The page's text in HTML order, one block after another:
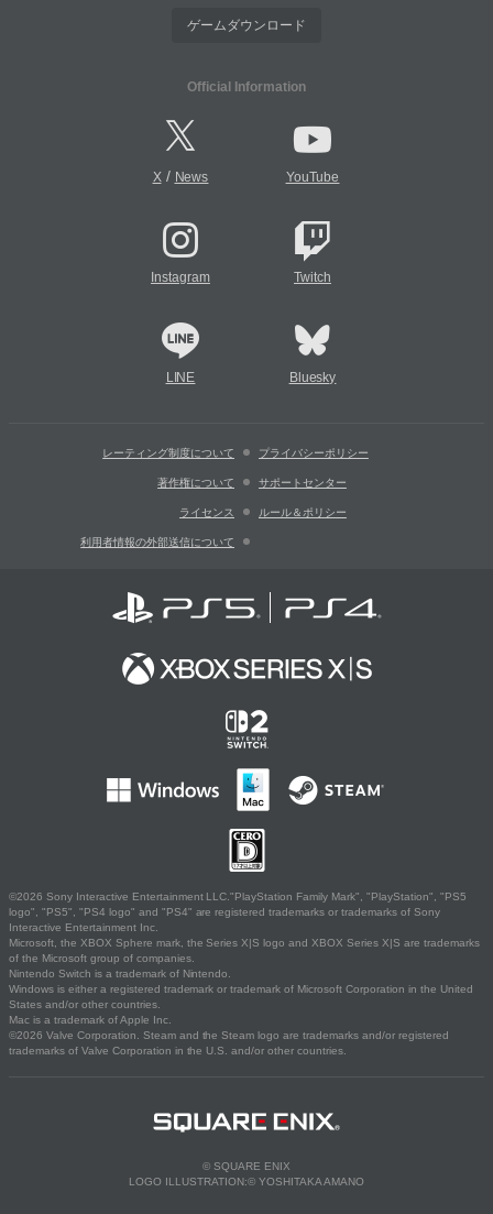
ゲームダウンロード
Official Information
X/ News YouTube
Instagram Twitch
LINE Bluesky
レーティング制度について プライバシーポリシー
著作権について サポートセンター
ライセンス ルール＆ポリシー
利用者情報の外部送信について
©2026 Sony Interactive Entertainment LLC."PlayStation Family Mark", "PlayStation", "PS5
logo", "PS5", "PS4 logo" and "PS4" are registered trademarks or trademarks of Sony
Interactive Entertainment Inc.
Microsoft, the XBOX Sphere mark, the Series X|S logo and XBOX Series X|S are trademarks
of the Microsoft group of companies.
Nintendo Switch is a trademark of Nintendo.
Windows is either a registered trademark or trademark of Microsoft Corporation in the United
States and/or other countries.
Mac is a trademark of Apple Inc.
©2026 Valve Corporation. Steam and the Steam logo are trademarks and/or registered
trademarks of Valve Corporation in the U.S. and/or other countries.
© SQUARE ENIX
LOGO ILLUSTRATION:© YOSHITAKA AMANO